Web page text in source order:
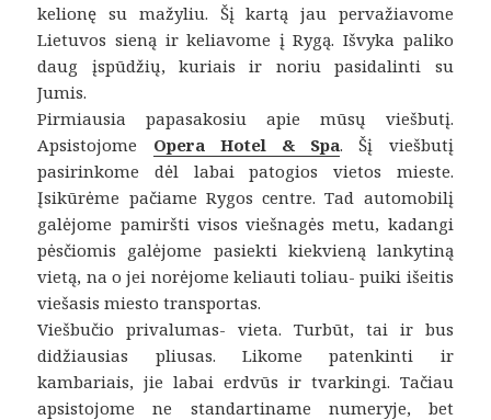
kelionę su mažyliu. Šį kartą jau pervažiavome
Lietuvos sieną ir keliavome į Rygą. Išvyka paliko
daug įspūdžių, kuriais ir noriu pasidalinti su
Jumis.
Pirmiausia papasakosiu apie mūsų viešbutį.
Apsistojome Opera Hotel & Spa. Šį viešbutį
pasirinkome dėl labai patogios vietos mieste.
Įsikūrėme pačiame Rygos centre. Tad automobilį
galėjome pamiršti visos viešnagės metu, kadangi
pėsčiomis galėjome pasiekti kiekvieną lankytiną
vietą, na o jei norėjome keliauti toliau- puiki išeitis
viešasis miesto transportas.
Viešbučio privalumas- vieta. Turbūt, tai ir bus
didžiausias pliusas. Likome patenkinti ir
kambariais, jie labai erdvūs ir tvarkingi. Tačiau
apsistojome ne standartiname numeryje, bet